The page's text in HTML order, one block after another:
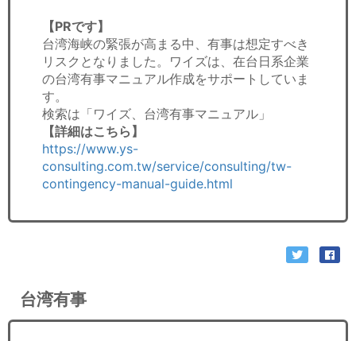
【PRです】
台湾海峡の緊張が高まる中、有事は想定すべき
リスクとなりました。ワイズは、在台日系企業
の台湾有事マニュアル作成をサポートしていま
す。
検索は「ワイズ、台湾有事マニュアル」
【詳細はこちら】
https://www.ys-
consulting.com.tw/service/consulting/tw-
contingency-manual-guide.html
台湾有事